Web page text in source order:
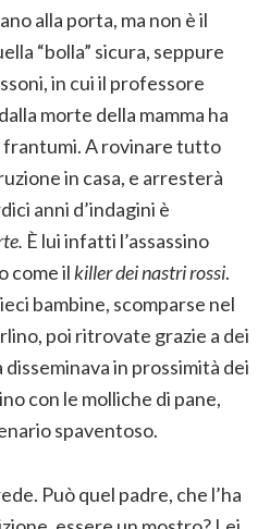
alla porta, ma non è il
“bolla” sicura, seppure
in cui il professore
morte della mamma ha
frantumi. A rovinare tutto
in casa, e arresterà
anni d’indagini è
È lui infatti l’assassino
come ilkiller dei nastri rossi.
bambine, scomparse nel
poi ritrovate grazie a dei
disseminava in prossimità dei
con le molliche di pane,
spaventoso.
Può quel padre, che l’ha